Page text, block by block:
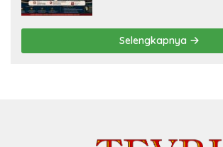
Selengkapnya